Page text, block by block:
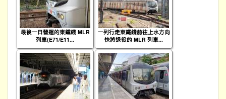
最後一日營運的東鐵綫 MLR
列車(E71/E11...
一列行走東鐵綫前往上水方向
快將退役的 MLR 列車...